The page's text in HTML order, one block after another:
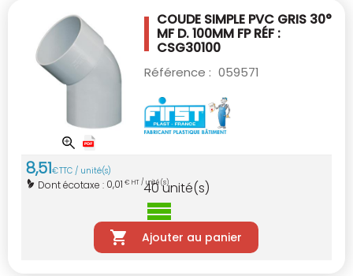
COUDE SIMPLE PVC GRIS 30°
MF D. 100MM FP RÉF :
CSG30100
Référence : 059571
8,51€TTC / unité(s)
Dont écotaxe : 0,01 € HT / unité(s)
40unité(s)
Ajouter au panier